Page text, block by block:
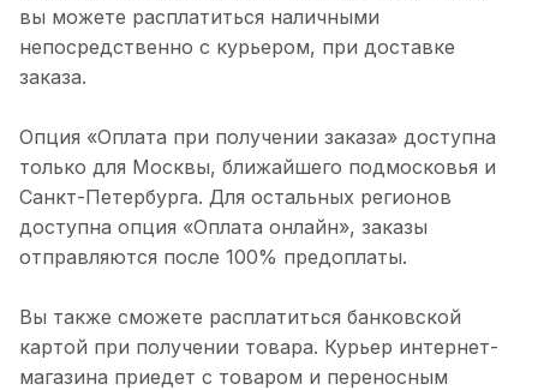
вы можете расплатиться наличными
непосредственно с курьером, при доставке
заказа.
Опция «Оплата при получении заказа» доступна
только для Москвы, ближайшего подмосковья и
Санкт-Петербурга. Для остальных регионов
доступна опция «Оплата онлайн», заказы
отправляются после 100% предоплаты.
Вы также сможете расплатиться банковской
картой при получении товара. Курьер интернет-
магазина приедет с товаром и переносным